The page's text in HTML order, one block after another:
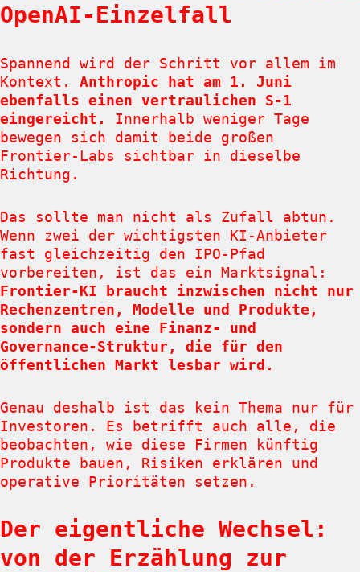
OpenAI-Einzelfall
Spannend wird der Schritt vor allem im
Kontext. Anthropic hat am 1. Juni
ebenfalls einen vertraulichen S-1
eingereicht.
Innerhalb weniger Tage
bewegen sich damit beide großen
Frontier-Labs sichtbar in dieselbe
Richtung.
Das sollte man nicht als Zufall abtun.
Wenn zwei der wichtigsten KI-Anbieter
fast gleichzeitig den IPO-Pfad
vorbereiten, ist das ein Marktsignal:
Frontier-KI braucht inzwischen nicht nur
Rechenzentren, Modelle und Produkte,
sondern auch eine Finanz- und
Governance-Struktur, die für den
öffentlichen Markt lesbar wird.
Genau deshalb ist das kein Thema nur für
Investoren. Es betrifft auch alle, die
beobachten, wie diese Firmen künftig
Produkte bauen, Risiken erklären und
operative Prioritäten setzen.
Der eigentliche Wechsel:
von der Erzählung zur